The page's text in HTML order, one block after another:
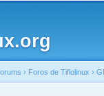
› Foros de Tiflolinux ›